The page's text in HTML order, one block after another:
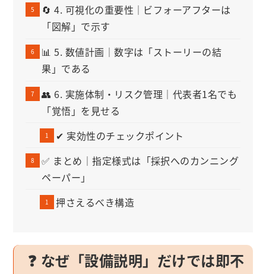
🔄 4. 可視化の重要性｜ビフォーアフターは
「図解」で示す
📊 5. 数値計画｜数字は「ストーリーの結
果」である
👥 6. 実施体制・リスク管理｜代表者1名でも
「覚悟」を見せる
✔ 実効性のチェックポイント
✅ まとめ｜指定様式は「採択へのカンニング
ペーパー」
押さえるべき構造
❓ なぜ「設備説明」だけでは即不